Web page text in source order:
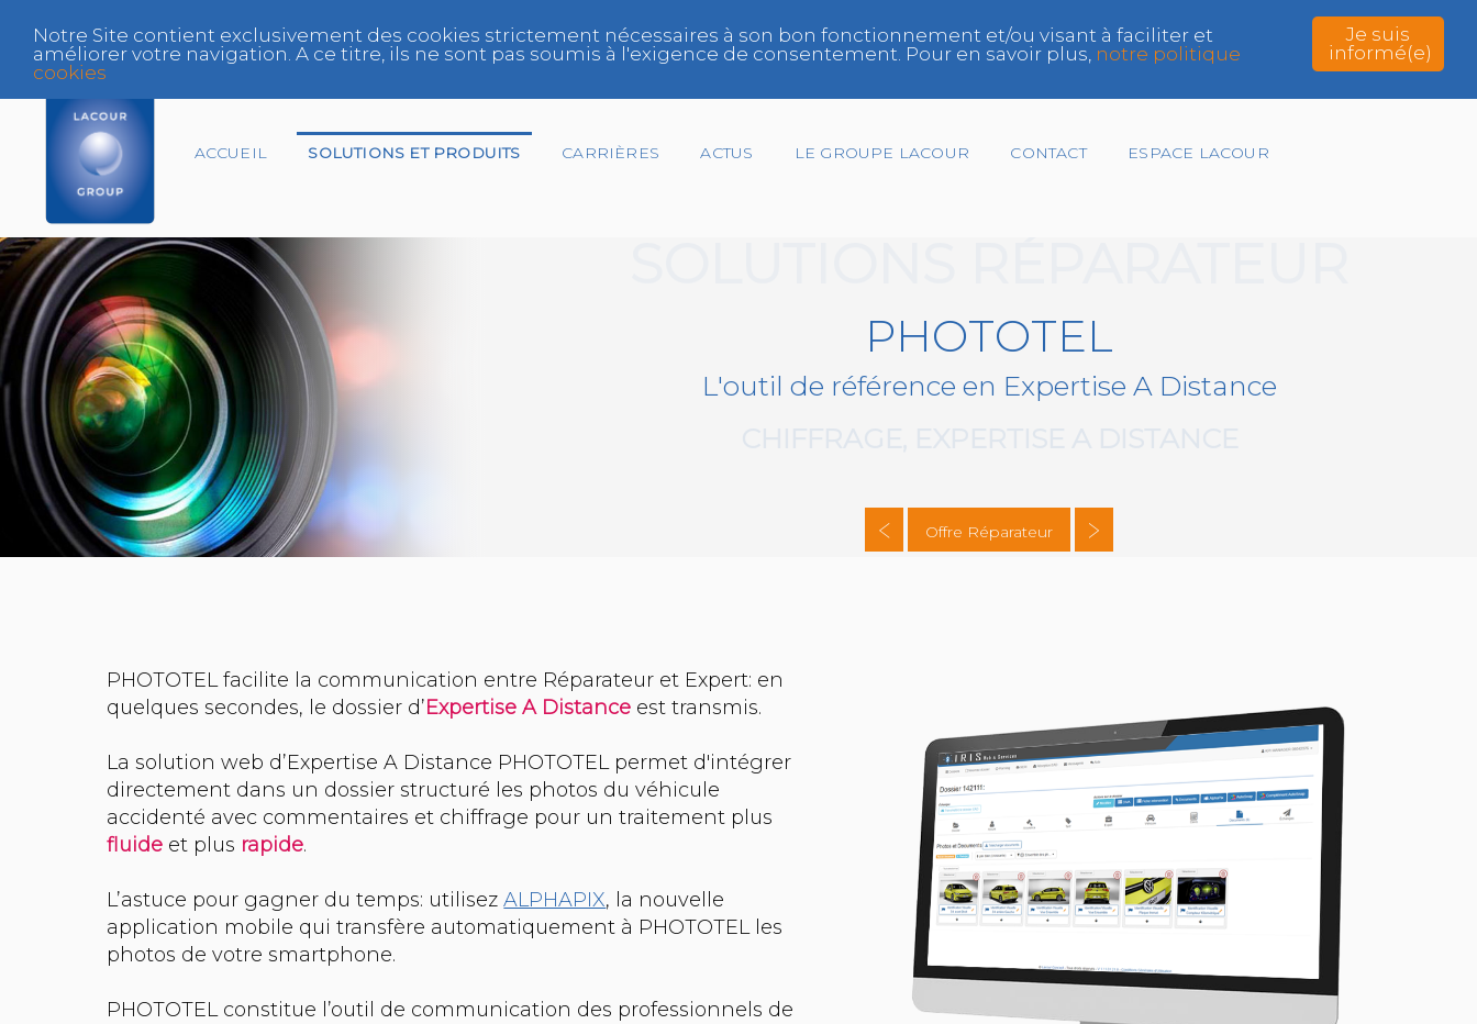
Je suis
informé(e)
Notre Site contient exclusivement des cookies strictement nécessaires à son bon fonctionnement et/ou visant à faciliter et
améliorer votre navigation. A ce titre, ils ne sont pas soumis à l'exigence de consentement. Pour en savoir plus, notre politique
cookies
ACCUEIL SOLUTIONS ET PRODUITS CARRIÈRES ACTUS LE GROUPE LACOUR CONTACT ESPACE LACOUR
Assureur
Centre Agréé VHU
Fabricant et
Distributeur Peinture
PHOTOTEL
L'outil de référence en Expertise A Distance
Offre Réparateur
PHOTOTEL facilite la communication entre Réparateur et Expert: en
quelques secondes, le dossier d’Expertise A Distance est transmis.
La solution web d’Expertise A Distance PHOTOTEL permet d'intégrer
directement dans un dossier structuré les photos du véhicule
accidenté avec commentaires et chiffrage pour un traitement plus
fluide et plus rapide.
L’astuce pour gagner du temps: utilisezALPHAPIX, la nouvelle
application mobile qui transfère automatiquement à PHOTOTEL les
photos de votre smartphone.
PHOTOTEL constitue l’outil de communication des professionnels de